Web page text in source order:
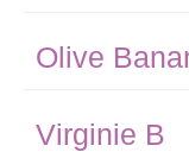
Olive
Virginie B